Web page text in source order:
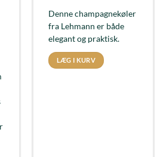
Denne champagnekøler
fra Lehmann er både
elegant og praktisk.
LÆG I KURV